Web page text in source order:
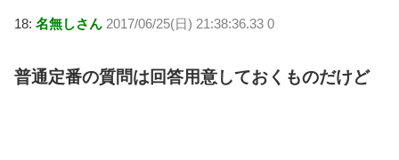
18: 名無しさん 2017/06/25(日) 21:38:36.33 0
普通定番の質問は回答用意しておくものだけど